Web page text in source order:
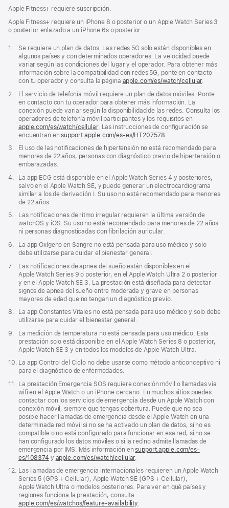
Apple Fitness+ requiere suscripción.
Apple Fitness+ requiere un iPhone 8 o posterior o un Apple Watch Series 3
o posterior enlazado a un iPhone 6s o posterior.
Nota
página
1.
Se requiere un plan de datos. Las redes 5G solo están disponibles en
algunos países y con determinados operadores. La velocidad puede
variar según las condiciones del lugar y el operador. Para obtener más
información sobre la compatibilidad con redes 5G, ponte en contacto
con tu operador y consulta la página apple.com/es/watch/cellular.
Nota
página
2.
El servicio de telefonía móvil requiere un plan de datos móviles. Ponte
en contacto con tu operador para obtener más información. La
conexión puede variar según la disponibilidad de las redes. Consulta los
operadores de telefonía móvil participantes y los requisitos en
apple.com/es/watch/cellular. Las instrucciones de configuración se
encuentran ensupport.apple.com/es-es/HT207578
en
una
nueva)
Nota
página
3.
El uso de las notificaciones de hipertensión no está recomendado para
menores de 22 años, personas con diagnóstico previo de hipertensión o
embarazadas.
Nota
4.
La app ECG está disponible en el Apple Watch Series 4 y posteriores,
salvo en el Apple Watch SE, y puede generar un electrocardiograma
similar a los de derivación I. Su uso no está recomendado para menores
de 22 años.
Nota
página
5.
Las notificaciones de ritmo irregular requieren la última versión de
watchOS y iOS. Su uso no está recomendado para menores de 22 años
ni personas diagnosticadas con fibrilación auricular.
Nota
de
página
6.
La app Oxígeno en Sangre no está pensada para uso médico y solo
debe utilizarse para cuidar el bienestar general.
Nota
página
7.
Las notificaciones de apnea del sueño están disponibles en el
Apple Watch Series 9 o posterior, en el Apple Watch Ultra 2 o posterior
y en el Apple Watch SE 3. La prestación está diseñada para detectar
signos de apnea del sueño entre moderada y grave en personas
mayores de edad que no tengan un diagnóstico previo.
Nota
de
página
8.
La app Constantes Vitales no está pensada para uso médico y solo debe
utilizarse para cuidar el bienestar general.
Nota
página
9.
La medición de temperatura no está pensada para uso médico. Esta
prestación solo está disponible en el Apple Watch Series 8 o posterior,
Apple Watch SE 3 y en todos los modelos de Apple Watch Ultra.
Nota
de
página
10. La app Control del Ciclo no debe usarse como método anticonceptivo ni
para el diagnóstico de enfermedades.
Nota
página
11. La prestación Emergencia SOS requiere conexión móvil o llamadas vía
wifi en el Apple Watch o un iPhone cercano. En muchos sitios puedes
contactar con los servicios de emergencia desde un Apple Watch con
conexión móvil, siempre que tengas cobertura. Puede que no sea
posible hacer llamadas de emergencia desde el Apple Watch en una
determinada red móvil si no se ha activado un plan de datos, si no es
compatible o no está configurado para funcionar en esa red, si no se
han configurado los datos móviles o si la red no admite llamadas de
emergencia por IMS. Más información ensupport.apple.com/es-
es/108374 (Se
abre
en
una
ventana
nueva)
y apple.com/es/watch/cellular.
Nota
página
12. Las llamadas de emergencia internacionales requieren un Apple Watch
Series 5 (GPS + Cellular), Apple Watch SE (GPS + Cellular),
Apple Watch Ultra o modelos posteriores. Para ver en qué países y
regiones funciona la prestación, consulta
apple.com/es/watchos/feature-availability.